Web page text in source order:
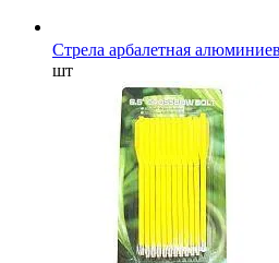
Стрела арбалетная
шт